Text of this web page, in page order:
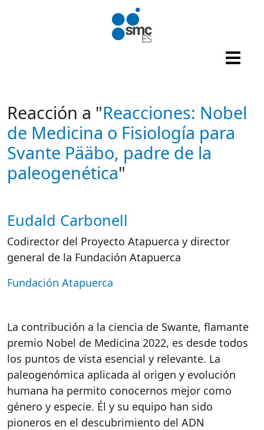
Pasar al contenido principal
Reacción a "Reacciones: Nobel
de Medicina o Fisiología para
Svante Pääbo, padre de la
paleogenética"
Autor/es reacciones
Eudald Carbonell
Codirector del Proyecto Atapuerca y director
general de la Fundación Atapuerca
Fundación Atapuerca
La contribución a la ciencia de Swante, flamante
premio Nobel de Medicina 2022, es desde todos
los puntos de vista esencial y relevante. La
paleogenómica aplicada al origen y evolución
humana ha permito conocernos mejor como
género y especie. Él y su equipo han sido
pioneros en el descubrimiento del ADN